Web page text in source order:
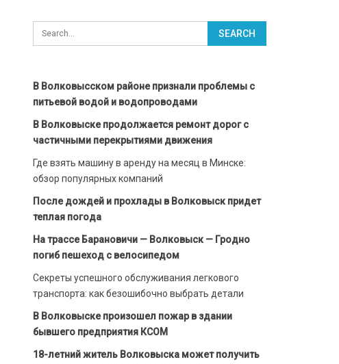
В Волковысском районе признали проблемы с
питьевой водой и водопроводами
В Волковыске продолжается ремонт дорог с
частичными перекрытиями движения
Где взять машину в аренду на месяц в Минске:
обзор популярных компаний
После дождей и прохлады в Волковыск придет
теплая погода
На трассе Барановичи — Волковыск — Гродно
погиб пешеход с велосипедом
Секреты успешного обслуживания легкового
транспорта: как безошибочно выбрать детали
В Волковыске произошел пожар в здании
бывшего предприятия КСОМ
18-летний житель Волковыска может получить